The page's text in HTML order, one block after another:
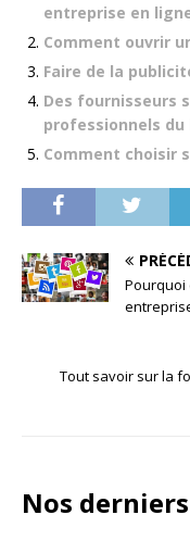
entreprise en
Comment ouvrir
Faire de la
Des fournisseurs
professionnels
Comment choisir
Pourquoi
Tout savoir sur la
Nos